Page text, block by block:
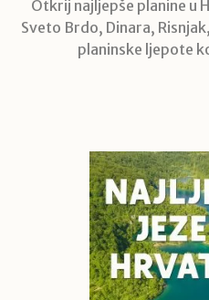
Otkrij najljepše planine u
Sveto Brdo, Dinara,
planinske ljepote